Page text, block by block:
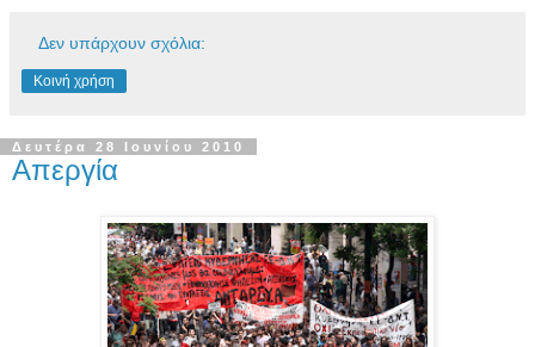
Δεν υπάρχουν σχόλια:
Κοινή χρήση
Δευτέρα 28 Ιουνίου 2010
Απεργία